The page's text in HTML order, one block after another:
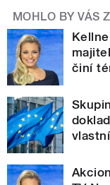
MOHLO BY VÁS
činí